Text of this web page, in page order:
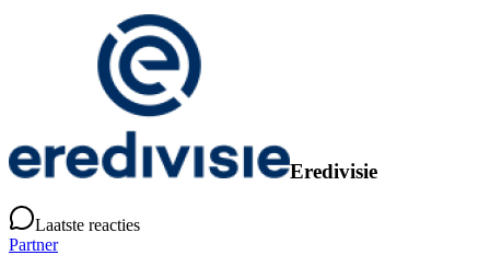
Eredivisie
Laatste reacties
Partner